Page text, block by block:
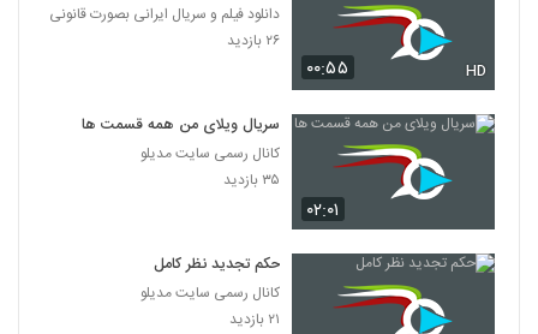
۰۰:۵۵ HD
دانلود فیلم و سریال ایرانی بصورت قانونی
۲۶ بازدید
۰۲:۰۱
سریال ویلای من همه قسمت ها
کانال رسمی سایت مدیلو
۳۵ بازدید
حکم تجدید نظر کامل
کانال رسمی سایت مدیلو
۲۱ بازدید